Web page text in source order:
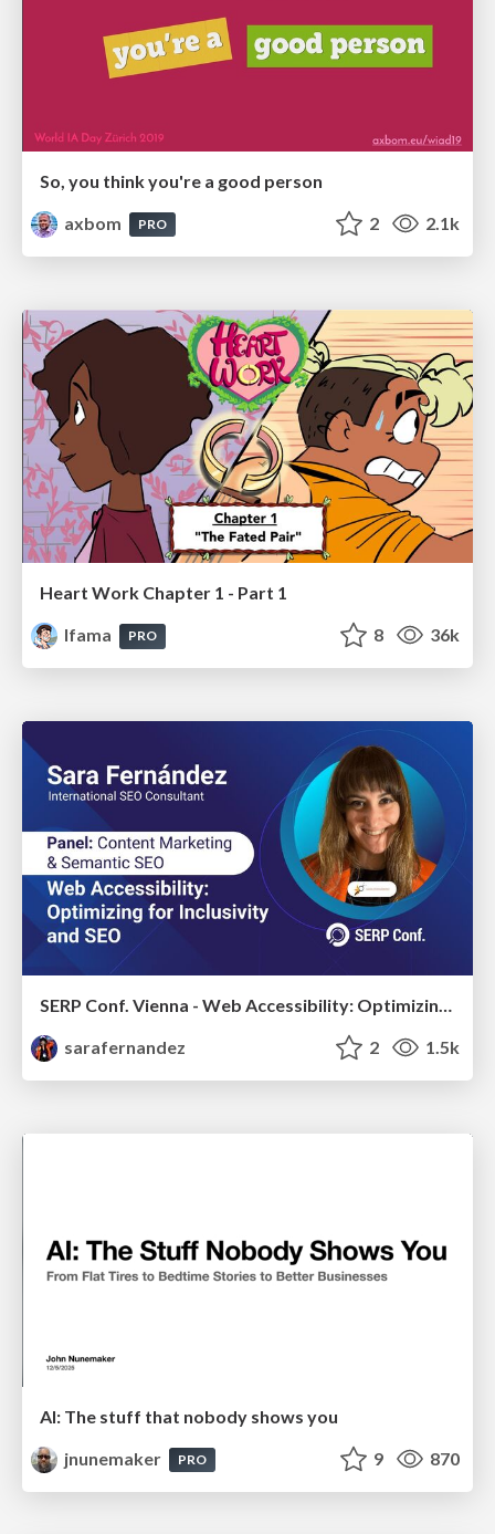
So, you think you're a good person
axbom
PRO 2 2.1k
Heart Work Chapter 1 - Part 1
lfama
PRO 8 36k
SERP Conf. Vienna - Web Accessibility: Optimizing for Inclusivity and SEO
sarafernandez
2 1.5k
AI: The stuff that nobody shows you
jnunemaker
PRO 9 870